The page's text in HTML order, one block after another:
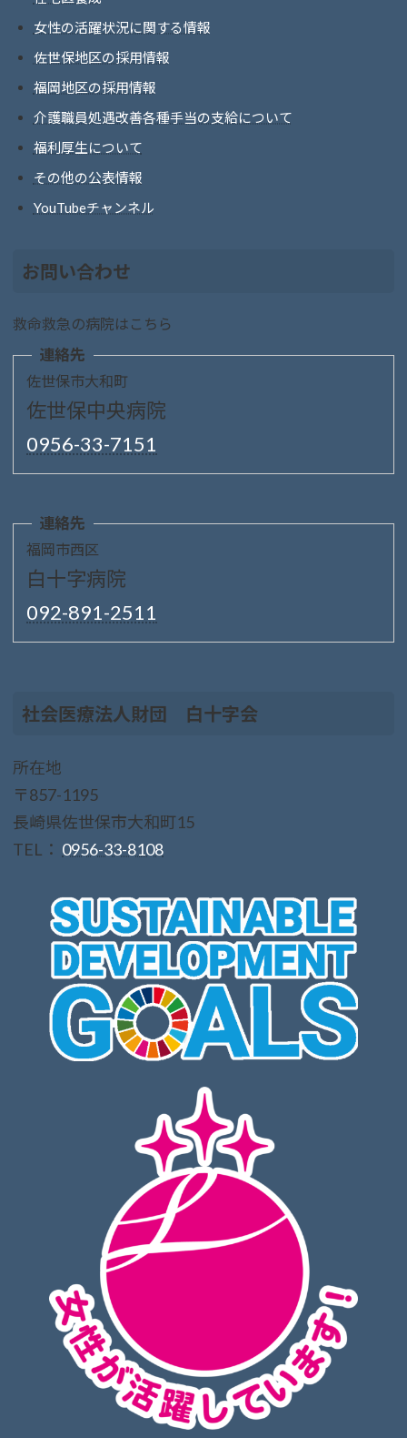
女性の活躍状況に関する情報
佐世保地区の採用情報
福岡地区の採用情報
介護職員処遇改善各種手当の支給について
福利厚生について
その他の公表情報
YouTubeチャンネル
お問い合わせ
救命救急の病院はこちら
連絡先
佐世保市大和町
佐世保中央病院
0956-33-7151
連絡先
福岡市西区
白十字病院
092-891-2511
社会医療法人財団 白十字会
所在地
〒857-1195
長崎県佐世保市大和町15
TEL： 0956-33-8108